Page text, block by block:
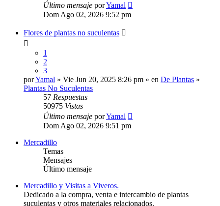
Último mensaje porYamal
Dom Ago 02, 2026 9:52 pm
Flores de plantas no suculentas
1
2
3
porYamal » Vie Jun 20, 2025 8:26 pm » en De Plantas »
Plantas No Suculentas
57 Respuestas
50975 Vistas
Último mensaje porYamal
Dom Ago 02, 2026 9:51 pm
Mercadillo
Temas
Mensajes
Último mensaje
Mercadillo y Visitas a Viveros.
Dedicado a la compra, venta e intercambio de plantas
suculentas y otros materiales relacionados.